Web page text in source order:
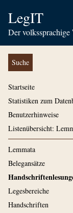
LegIT
Der volkssprachige
Suche
Startseite
Statistiken zum
Benutzerhinweise
Listenübersicht:
Lemmata
Belegansätze
Legesbereiche
Handschriften